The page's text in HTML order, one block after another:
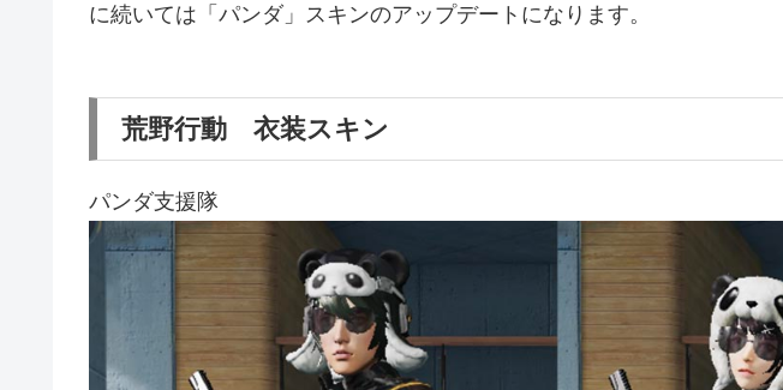
に続いては「パンダ」スキンのアップデートになります。
荒野行動 衣装スキン
パンダ支援隊